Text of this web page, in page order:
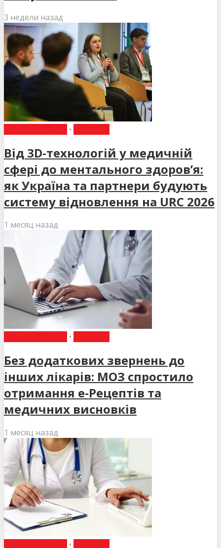
3 недели назад
•
Від 3D-технологій у медичній
сфері до ментального здоров’я:
як Україна та партнери будують
систему відновлення на URC 2026
1 месяц назад
•
Без додаткових звернень до
інших лікарів: МОЗ спростило
отримання е-Рецептів та
медичних висновків
1 месяц назад
•